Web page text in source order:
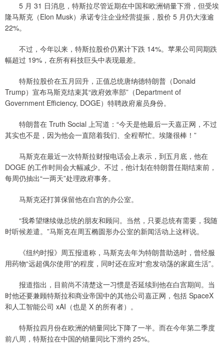
5 月 31 日消息，特斯拉尽管近期在中国和欧洲销量下滑，但受埃
隆马斯克（Elon Musk）承诺专注企业经营提振，股价 5 月仍大涨逾
22%。
不过，今年以来，特斯拉股价仍累计下跌 14%。苹果公司同期跌
幅超过 19%，在所有科技巨头中表现最差。
特斯拉股价在五月回升，正值总统唐纳德特朗普（Donald
Trump）宣布马斯克结束其“政府效率部”（Department of
Government Efficiency, DOGE）特聘政府雇员身份。
特朗普在 Truth Social 上写道：“今天是他最后一天嘉正网，不过
其实也不是，因为他会一直陪着我们、全程帮忙。埃隆很棒！”
马斯克在最近一次特斯拉财报电话会上表示，到五月底，他在
DOGE 的工作时间会大幅减少。不过，他计划在特朗普任期结束前，
每周仍抽出“一两天”处理政府事务。
马斯克还打算保留他在白宫的办公室。
“我希望继续做总统的朋友和顾问。当然，只要总统有需要，我随
时听候差遣。”马斯克在周五椭圆形办公室的新闻活动上这样说。
《纽约时报》周五报道称，马斯克去年为特朗普助选时，曾经服
用药物“远超偶尔使用”的程度，同时还在应对“愈发动荡的家庭生活”。
报道指出，目前尚不清楚这一习惯是否延续到他在白宫期间。当
时他还要兼顾特斯拉和商业帝国中的其他公司嘉正网，包括 SpaceX
和人工智能公司 xAI（也是 X 的所有者）。
特斯拉四月份在欧洲的销量同比下降了一半。而在今年第二季度
前八周，特斯拉在中国的销量同比下滑约 25%。